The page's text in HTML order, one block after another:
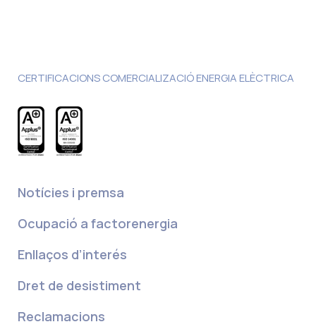
CERTIFICACIONS COMERCIALIZACIÓ ENERGIA ELÈCTRICA
Notícies i premsa
Ocupació a factorenergia
Enllaços d’interés
Dret de desistiment
Reclamacions